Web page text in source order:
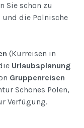
Sie schon zu
und die Polnische
(Kurreisen in
Urlaubsplanung
Gruppenreisen
Schönes Polen,
Verfügung.